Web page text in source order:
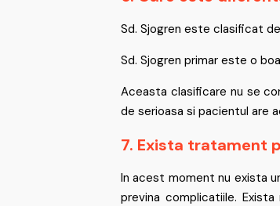
Sd. Sjogren este clasificat
Sd. Sjogren primar este o
Aceasta clasificare nu se
de serioasa si pacientul are
7. Exista tratament
In acest moment nu exista
previna complicatiile.